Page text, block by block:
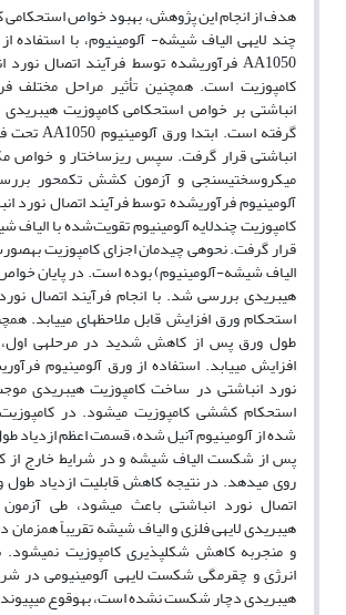
هدف از انجام این پژوهش، بهبود خواص استحکامی
چند لایه­ی الیاف شیشه- آلومینیوم، با استفاده
AA1050فرآوری­شده توسط فرآیند اتصال
کامپوزیت است. همچنین تأثیر مراحل مختلف
انباشتی بر خواص استحکامی کامپوزیت
گرفته است. ابتدا ورق آلومینیومAA1050تحت
انباشتی قرار گرفت. سپس ریزساختار و خواص
میکروسختی­سنجی و آزمون کشش تک­محور
آلومینیوم فرآوری­شده توسط فرآیند اتصال
کامپوزیت چندلایه آلومینیوم تقویت‌شده با الیاف
الیاف شیشه-آلومینیوم) بوده است. در پایان
هیبریدی بررسی شد. با انجام فرآیند اتصال
استحکام ورق افزایش قابل ملاحظه­ای می­یابد.
طول ورق پس از کاهش شدید در مرحله­ی اول،
افزایش می­یابد. استفاده از ورق آلومینیوم
نورد انباشتی در ساخت کامپوزیت هیبریدی
استحکام کششی کامپوزیت می­شود. در
شده از آلومینیوم آنیل شده، قسمت اعظم ازدیاد
پس از شکست الیاف شیشه و در شرایط خارج از
روی می­دهد. در نتیجه کاهش قابلیت ازدیاد طول
اتصال نورد انباشتی باعث می­شود، طی
هیبریدی لایه­ی فلزی و الیاف شیشه تقریباً
و منجربه کاهش شکل­پذیری کامپوزیت نمی­شود.
انرژی و چقرمگی شکست لایه­ی آلومینیومی در
هیبریدی دچار شکست نشده است، به­وقوع